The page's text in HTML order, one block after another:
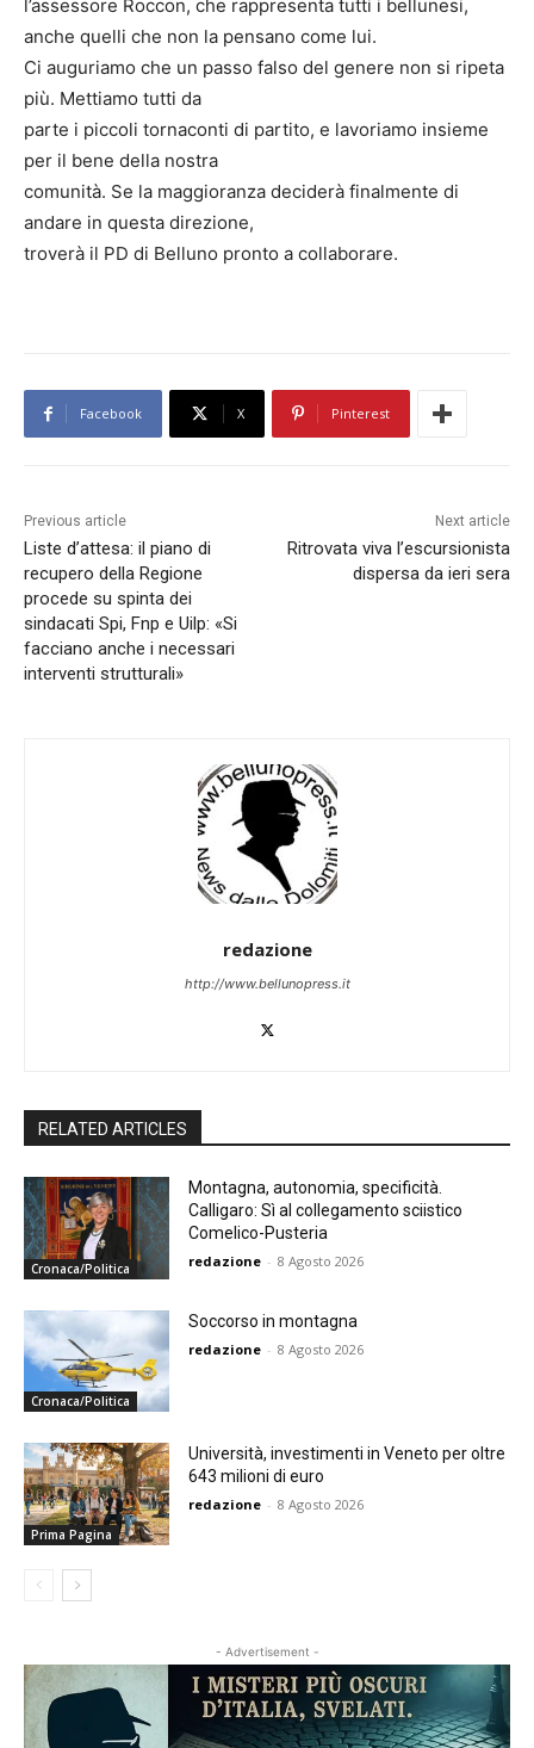
l’assessore Roccon, che rappresenta tutti i bellunesi,
anche quelli che non la pensano come lui.
Ci auguriamo che un passo falso del genere non si ripeta
più. Mettiamo tutti da
parte i piccoli tornaconti di partito, e lavoriamo insieme
per il bene della nostra
comunità. Se la maggioranza deciderà finalmente di
andare in questa direzione,
troverà il PD di Belluno pronto a collaborare.
Facebook X Pinterest
Previous article
Liste d’attesa: il piano di
recupero della Regione
procede su spinta dei
sindacati Spi, Fnp e Uilp: «Si
facciano anche i necessari
interventi strutturali»
Next article
Ritrovata viva l’escursionista
dispersa da ieri sera
redazione
http://www.bellunopress.it
RELATED ARTICLES
Cronaca/Politica
Montagna, autonomia, specificità.
Calligaro: Sì al collegamento sciistico
Comelico-Pusteria
redazione - 8 Agosto 2026
Cronaca/Politica
Soccorso in montagna
redazione - 8 Agosto 2026
Prima Pagina
Università, investimenti in Veneto per oltre
643 milioni di euro
redazione - 8 Agosto 2026
- Advertisement -